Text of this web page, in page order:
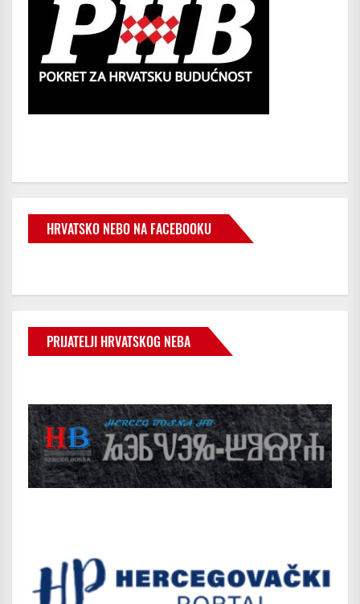
HRVATSKO NEBO NA FACEBOOKU
PRIJATELJI HRVATSKOG NEBA